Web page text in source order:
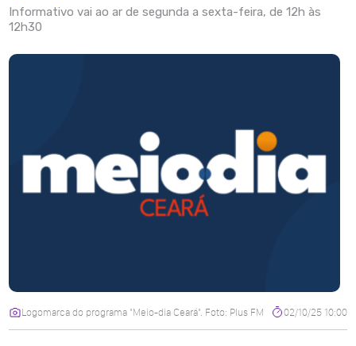
Informativo vai ao ar de segunda a sexta-feira, de 12h às
12h30
Logomarca do programa "Meio-dia Ceará". Foto: Plus FM 02/10/25 10:00